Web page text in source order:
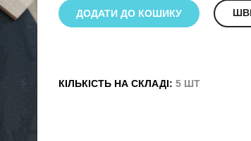
ДОДАТИ ДО КОШИКУ
КІЛЬКІСТЬ НА СКЛАДІ: 5 ШТ